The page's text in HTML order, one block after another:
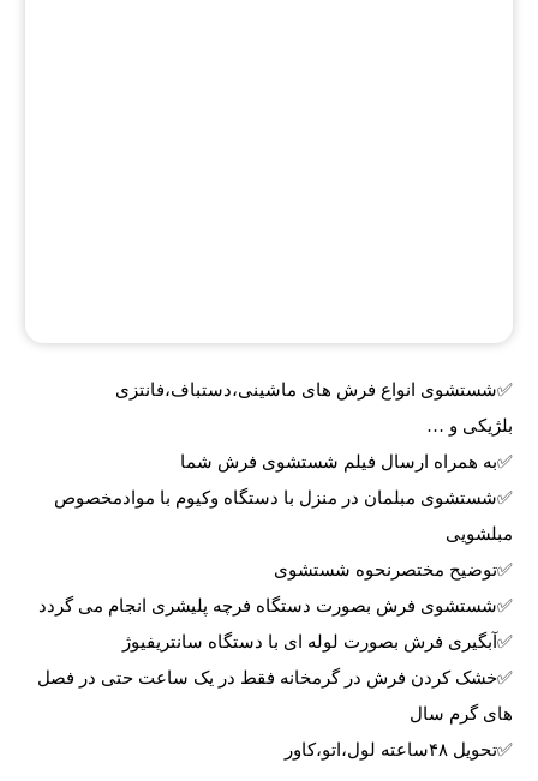
✅شستشوی انواع فرش های ماشینی،دستباف،فانتزی
بلژیکی و …
✅به همراه ارسال فیلم شستشوی فرش شما
✅شستشوی مبلمان در منزل با دستگاه وکیوم با موادمخصوص
مبلشویی
✅توضیح مختصرنحوه شستشوی
✅شستشوی فرش بصورت دستگاه فرچه پلیشری انجام می گردد
✅آبگیری فرش بصورت لوله ای با دستگاه سانتریفیوژ
✅خشک کردن فرش در گرمخانه فقط در یک ساعت حتی در فصل
های گرم سال
✅تحویل ۴۸ساعته لول،اتو،کاور